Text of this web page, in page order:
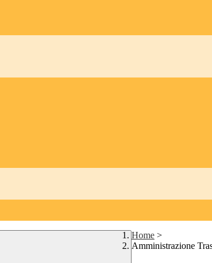
Home >
Amministrazione